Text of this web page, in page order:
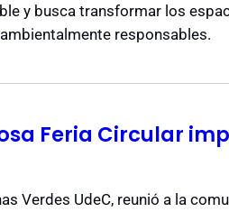
y busca transformar los
responsables.
Feria Circular
Verdes UdeC, reunió a la